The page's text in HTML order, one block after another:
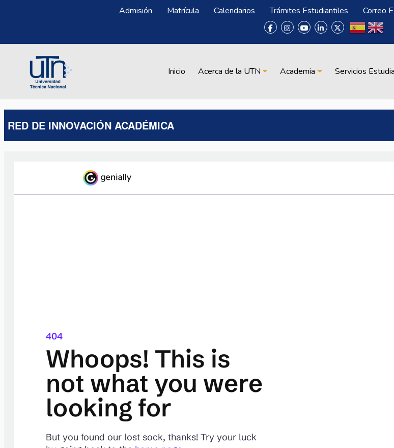
Menú Superior
Admisión Matrícula Calendarios Trámites Estudiantiles Correo
Main navigation
Inicio Acerca de la UTN Academia Servicios
RED DE INNOVACIÓN ACADÉMICA